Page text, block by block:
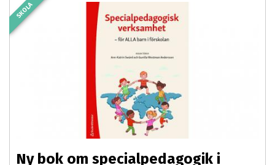
SKOLA
Ny bok om specialpedagogik i